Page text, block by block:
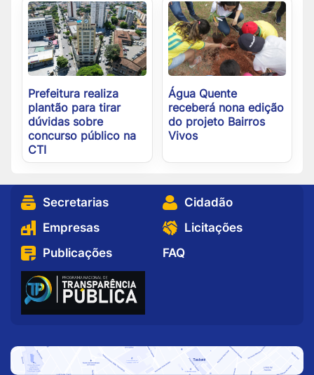
Prefeitura realiza
plantão para tirar
dúvidas sobre
concurso público na
CTI
Água Quente
receberá nona edição
do projeto Bairros
Vivos
Secretarias
Cidadão
Empresas
Licitações
Publicações
FAQ